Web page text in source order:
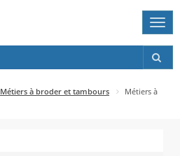
Métiers à broder et tambours
Métiers à